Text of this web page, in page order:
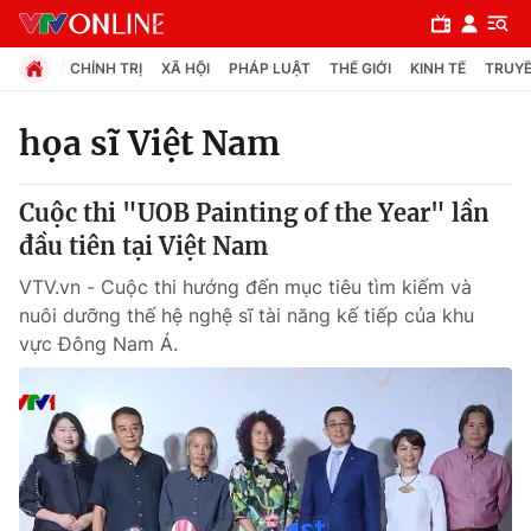
Chuyên mục
Chính trị
Xã hội
Pháp luật
Y tế
Thế giới
CHÍNH TRỊ XÃ HỘI PHÁP LUẬT THẾ GIỚI KINH TẾ
họa sĩ Việt Nam
Cuộc thi "UOB Painting of the Year" lần
đầu tiên tại Việt Nam
VTV.vn - Cuộc thi hướng đến mục tiêu tìm kiếm và
nuôi dưỡng thế hệ nghệ sĩ tài năng kế tiếp của khu
vực Đông Nam Á.